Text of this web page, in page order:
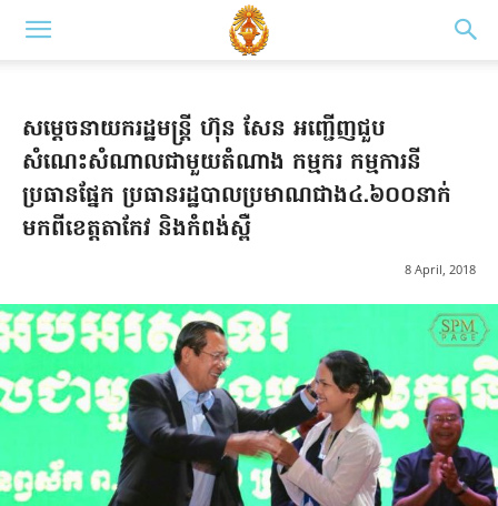
សម្តេចនាយករដ្ឋមន្រ្តី ហ៊ុន សែន អញ្ជើញជួប
សំណេះសំណាលជាមួយតំណាង កម្មករ កម្មការនី
ប្រធានផ្នែក ប្រធានរដ្ឋបាលប្រមាណជាង៤.៦០០នាក់
មកពីខេត្តតាកែវ និងកំពង់ស្ពឺ
8 April, 2018